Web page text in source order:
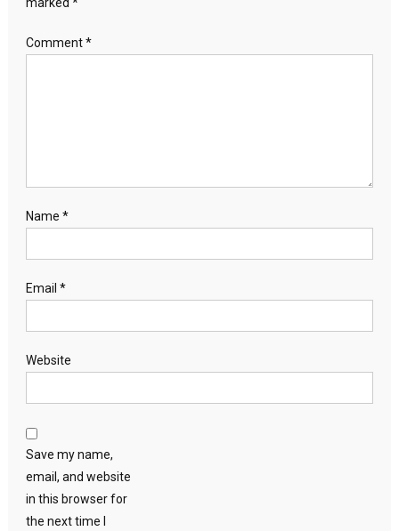
marked *
Comment*
Name *
Email *
Website
Save my name,
email, and website
in this browser for
the next time I